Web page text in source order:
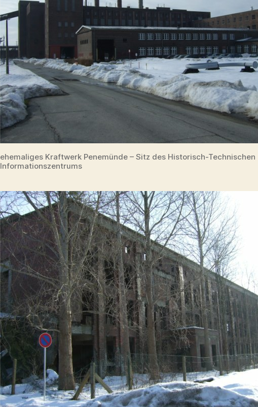
ehemaliges Kraftwerk Penemünde – Sitz des Historisch-Technischen
Informationszentrums